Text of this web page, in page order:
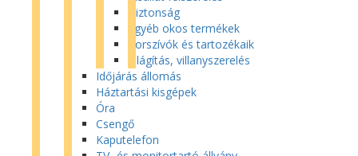
Biztonság
Egyéb okos termékek
Porszívók és tartozékaik
Világítás, villanyszerelés
Időjárás állomás
Háztartási kisgépek
Óra
Csengő
Kaputelefon